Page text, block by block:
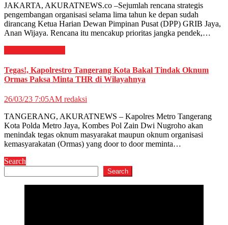
JAKARTA, AKURATNEWS.co –Sejumlah rencana strategis
pengembangan organisasi selama lima tahun ke depan sudah
dirancang Ketua Harian Dewan Pimpinan Pusat (DPP) GRIB Jaya,
Anan Wijaya. Rencana itu mencakup prioritas jangka pendek,…
Tegas!, Kapolrestro Tangerang Kota Bakal Tindak Oknum
Ormas Paksa Minta THR di Wilayahnya
26/03/23 7:05AM redaksi
TANGERANG, AKURATNEWS – Kapolres Metro Tangerang
Kota Polda Metro Jaya, Kombes Pol Zain Dwi Nugroho akan
menindak tegas oknum masyarakat maupun oknum organisasi
kemasyarakatan (Ormas) yang door to door meminta…
Search
Search